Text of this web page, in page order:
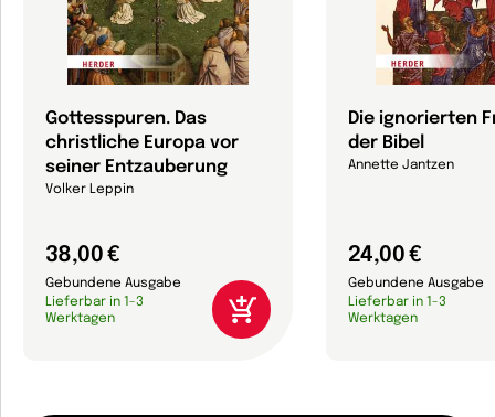
Gottesspuren. Das
christliche Europa vor
seiner Entzauberung
Volker Leppin
38,00 €
Gebundene Ausgabe
Lieferbar in 1-3
Werktagen
Die ignorierten
der Bibel
Annette Jantzen
24,00 €
Gebundene Ausgabe
Lieferbar in 1-3
Werktagen